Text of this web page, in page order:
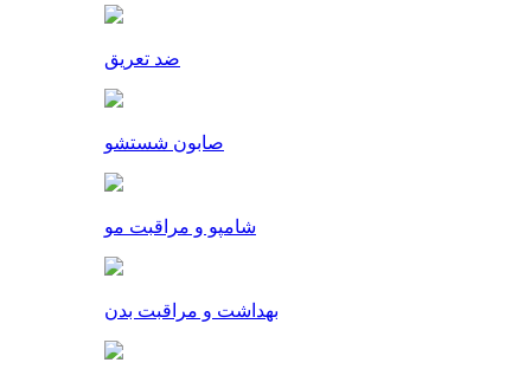
ضد تعریق
صابون شستشو
شامپو و مراقبت مو
بهداشت و مراقبت بدن